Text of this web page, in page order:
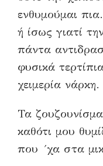
ενθυμούμαι
ή ίσως γιατί
πάντα
φυσικά
χειμερία νάρκη.
Τα
καθότι μου
που ´χα στα